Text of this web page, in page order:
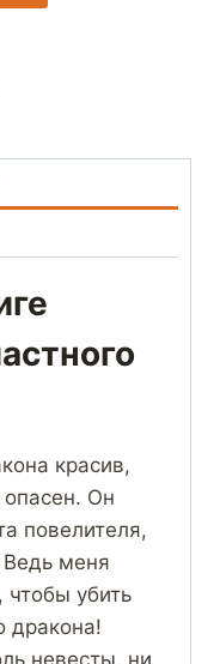
красив,
Он
повелителя,
меня
чтобы убить
дракона!